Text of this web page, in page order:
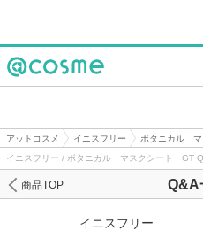
アットコスメ イニスフリー ボタニカル
イニスフリー / ボタニカル マスクシート GT
Q&A
商品TOP
イニスフリー